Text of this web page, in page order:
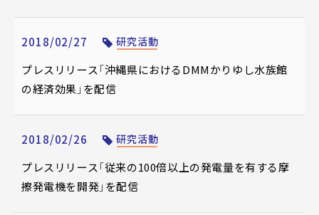
2018/02/27 研究活動
プレスリリース「沖縄県におけるDMMかりゆし水族館
の経済効果」を配信
2018/02/26 研究活動
プレスリリース「従来の100倍以上の発電量を有する摩
擦発電機を開発」を配信